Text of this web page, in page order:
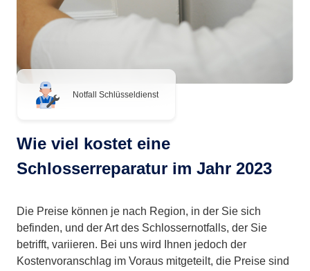
Notfall Schlüsseldienst
Wie viel kostet eine
Schlosserreparatur im Jahr 2023
Die Preise können je nach Region, in der Sie sich
befinden, und der Art des Schlossernotfalls, der Sie
betrifft, variieren. Bei uns wird Ihnen jedoch der
Kostenvoranschlag im Voraus mitgeteilt, die Preise sind